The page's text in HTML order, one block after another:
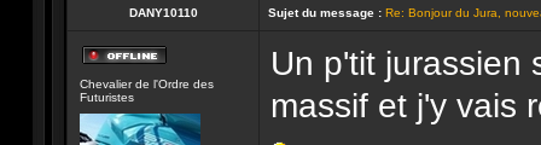
DANY10110 Sujet du message : Re: Bonjour du Jura,
ligne
Chevalier de l'Ordre des
Futuristes
Un p'tit jurassien
massif et j'y vais